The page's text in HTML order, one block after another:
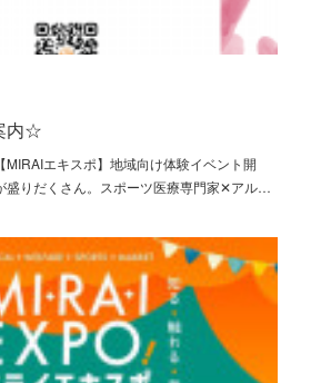
内☆
エキスポ】地域向け体験イベント開
盛りだくさん。スポーツ医療専門家✕アル…